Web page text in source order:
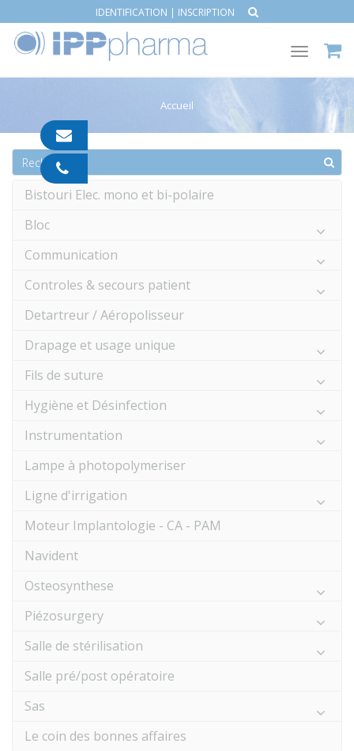
IDENTIFICATION | INSCRIPTION
Toggle
Accueil
Bistouri Elec. mono et bi-polaire
Bloc
Communication
Controles & secours patient
Detartreur / Aéropolisseur
Drapage et usage unique
Fils de suture
Hygiène et Désinfection
Instrumentation
Lampe à photopolymeriser
Ligne d'irrigation
Moteur Implantologie - CA - PAM
Navident
Osteosynthese
Piézosurgery
Salle de stérilisation
Salle pré/post opératoire
Sas
Le coin des bonnes affaires
contact@ipp-
pharma.com
91
05